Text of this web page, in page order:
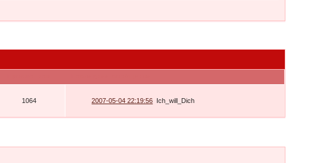
1064 2007-05-04 22:19:56 Ich_will_Dich